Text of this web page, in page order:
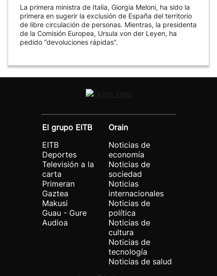
La primera ministra de Italia, Giorgia Meloni, ha sido la
primera en sugerir la exclusión de España del territorio
de libre circulación de personas. Mientras, la presidenta
de la Comisión Europea, Ursula von der Leyen, ha
pedido “devoluciones rápidas”.
El grupo EITB
EITB
Deportes
Televisión a la
carta
Primeran
Gaztea
Makusi
Guau - Gure
Audioa
Orain
Noticias de
economía
Noticias de
sociedad
Noticias
internacionales
Noticias de
política
Noticias de
cultura
Noticias de
tecnología
Noticias de salud